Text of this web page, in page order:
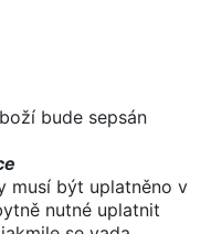
bude sepsán
musí být uplatněno v
nutné uplatnit